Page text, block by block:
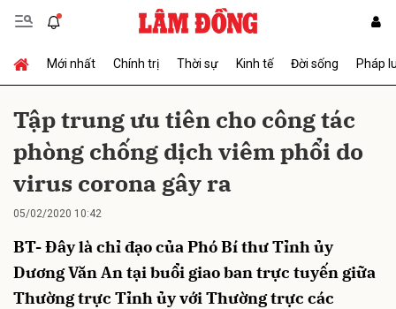
Mới nhất Chính trị Thời sự Kinh tế Đời sống Pháp
Tập trung ưu tiên cho công tác
phòng chống dịch viêm phổi do
virus corona gây ra
05/02/2020 10:42
BT- Đây là chỉ đạo của Phó Bí thư Tỉnh ủy
Dương Văn An tại buổi giao ban trực tuyến giữa
Thường trực Tỉnh ủy với Thường trực các
Gửi bình luận
Hủy Gửi